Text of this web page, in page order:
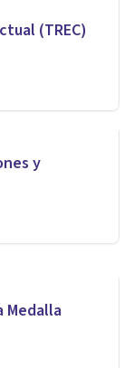
(TREC)
y
debe
Medalla